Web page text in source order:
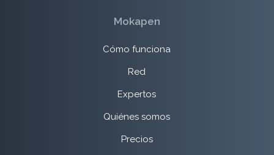
Mokapen
Cómo funciona
Red
Expertos
Quiénes somos
Precios